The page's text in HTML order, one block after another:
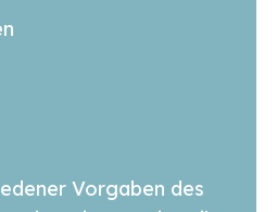
Vorgaben des